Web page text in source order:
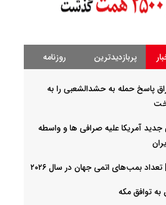
پربازدیدترین روزنامه
پاسخ حمله به حشدالشعبی را به
آمریکا علیه صرافی ها و واسطه
تعداد بمب‌های اتمی جهان در سال ۲۰۲۶
توافق مکه